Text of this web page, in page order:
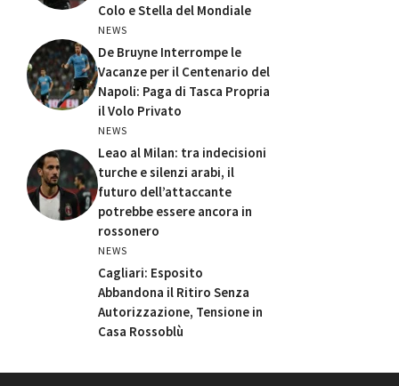
Colo e Stella del Mondiale
NEWS
De Bruyne Interrompe le
Vacanze per il Centenario del
Napoli: Paga di Tasca Propria
il Volo Privato
NEWS
Leao al Milan: tra indecisioni
turche e silenzi arabi, il
futuro dell’attaccante
potrebbe essere ancora in
rossonero
NEWS
Cagliari: Esposito
Abbandona il Ritiro Senza
Autorizzazione, Tensione in
Casa Rossoblù